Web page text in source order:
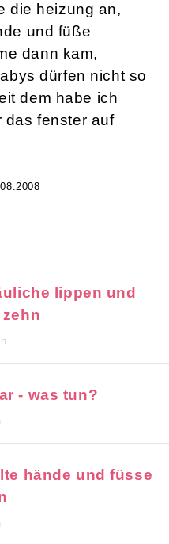
die heizung an,
und füße
dann kam,
dürfen nicht so
dem habe ich
das fenster auf
lippen und
- was tun?
hände und füsse